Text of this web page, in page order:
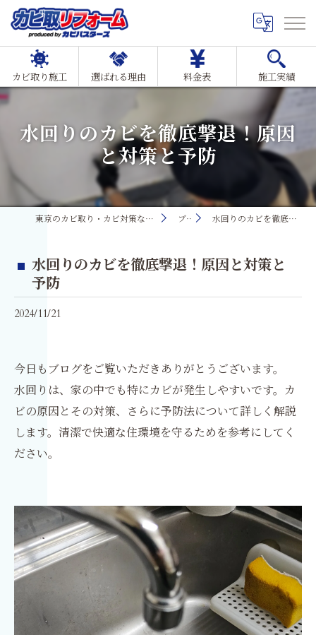
カビ取り施工 選ばれる理由 料金表 施工実績
水回りのカビを徹底撃退！原因
と対策と予防
東京のカビ取り・カビ対策ならMIST工法®カビ取リフォーム ブログ 水回りのカビを徹底撃退！原因と対策と予防
水回りのカビを徹底撃退！原因と対策と
予防
2024/11/21
今日もブログをご覧いただきありがとうございます。
水回りは、家の中でも特にカビが発生しやすいです。カ
ビの原因とその対策、さらに予防法について詳しく解説
します。清潔で快適な住環境を守るためを参考にしてく
ださい。